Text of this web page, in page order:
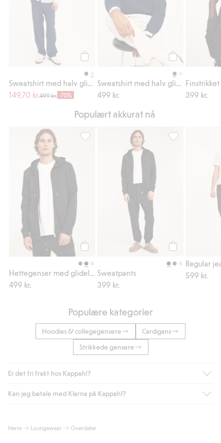
149,70 kr.499 kr. -70%
Legg til
499 kr.
399 kr.
Populært akkurat nå
499 kr.
Hettegenser med glidelås, Legg til i
Sweatpants
399 kr.
Regular
599 kr.
Populære kategorier
Hoodies & collegegensere
Cardigans
Strikkede gensere
Er det fri frakt hos Kappahl?
Som medlem i Kappahl Club har du alltid gratis frakt til butikk,
automatisk etter at du har logget inn og er identifisert som
Kan jeg betale med Klarna på Kappahl?
og andre betalingsmåter.
Herre Loungewear Overdeler